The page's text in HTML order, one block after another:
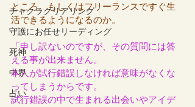
チャクラクリアリング
守護にお任せリーディング
死神
中界
占い
ところ。もしくはフリーランスですぐ生
活できるようになるのか。
「申し訳ないのですが、その質問には答
える事が出来ません。
本人が試行錯誤しなければ意味がなくな
ってしまうからです。
試行錯誤の中で生まれる出会いやアイデ